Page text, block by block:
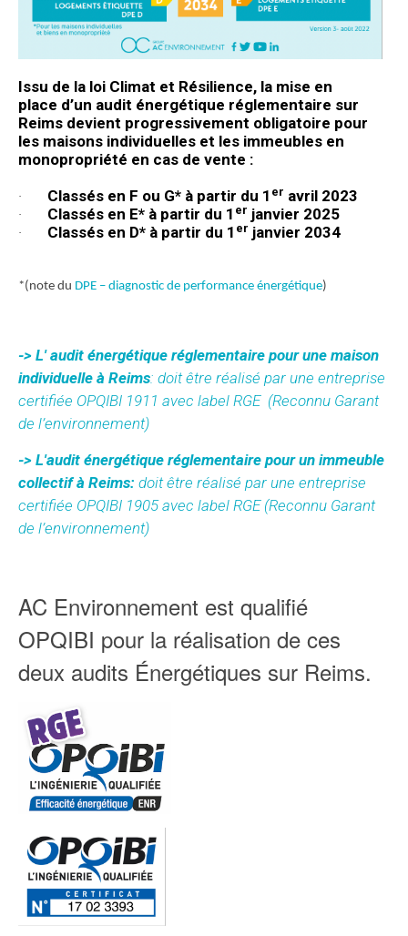
Issu de la loi Climat et Résilience, la mise en
place d’un audit énergétique réglementaire sur
Reims devient progressivement obligatoire pour
les maisons individuelles et les immeubles en
monopropriété en cas de vente :
· Classés en F ou G* à partir du 1 er avril 2023
· Classés en E* à partir du 1 er janvier 2025
· Classés en D* à partir du 1 er janvier 2034
*(note du DPE – diagnostic de performance énergétique)
-> L' audit énergétique réglementaire pour une maison
individuelle à Reims: doit être réalisé par une entreprise
certifiée OPQIBI 1911 avec label RGE (Reconnu Garant
de l’environnement)
-> L'audit énergétique réglementaire pour un immeuble
collectif à Reims: doit être réalisé par une entreprise
certifiée OPQIBI 1905 avec label RGE (Reconnu Garant
de l’environnement)
AC Environnement est qualifié
OPQIBI pour la réalisation de ces
deux audits Énergétiques sur Reims.